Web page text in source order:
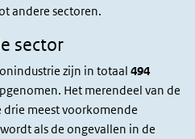
andere sectoren.
sector
zijn in totaal 494
Het merendeel van de
drie meest voorkomende
als de ongevallen in de